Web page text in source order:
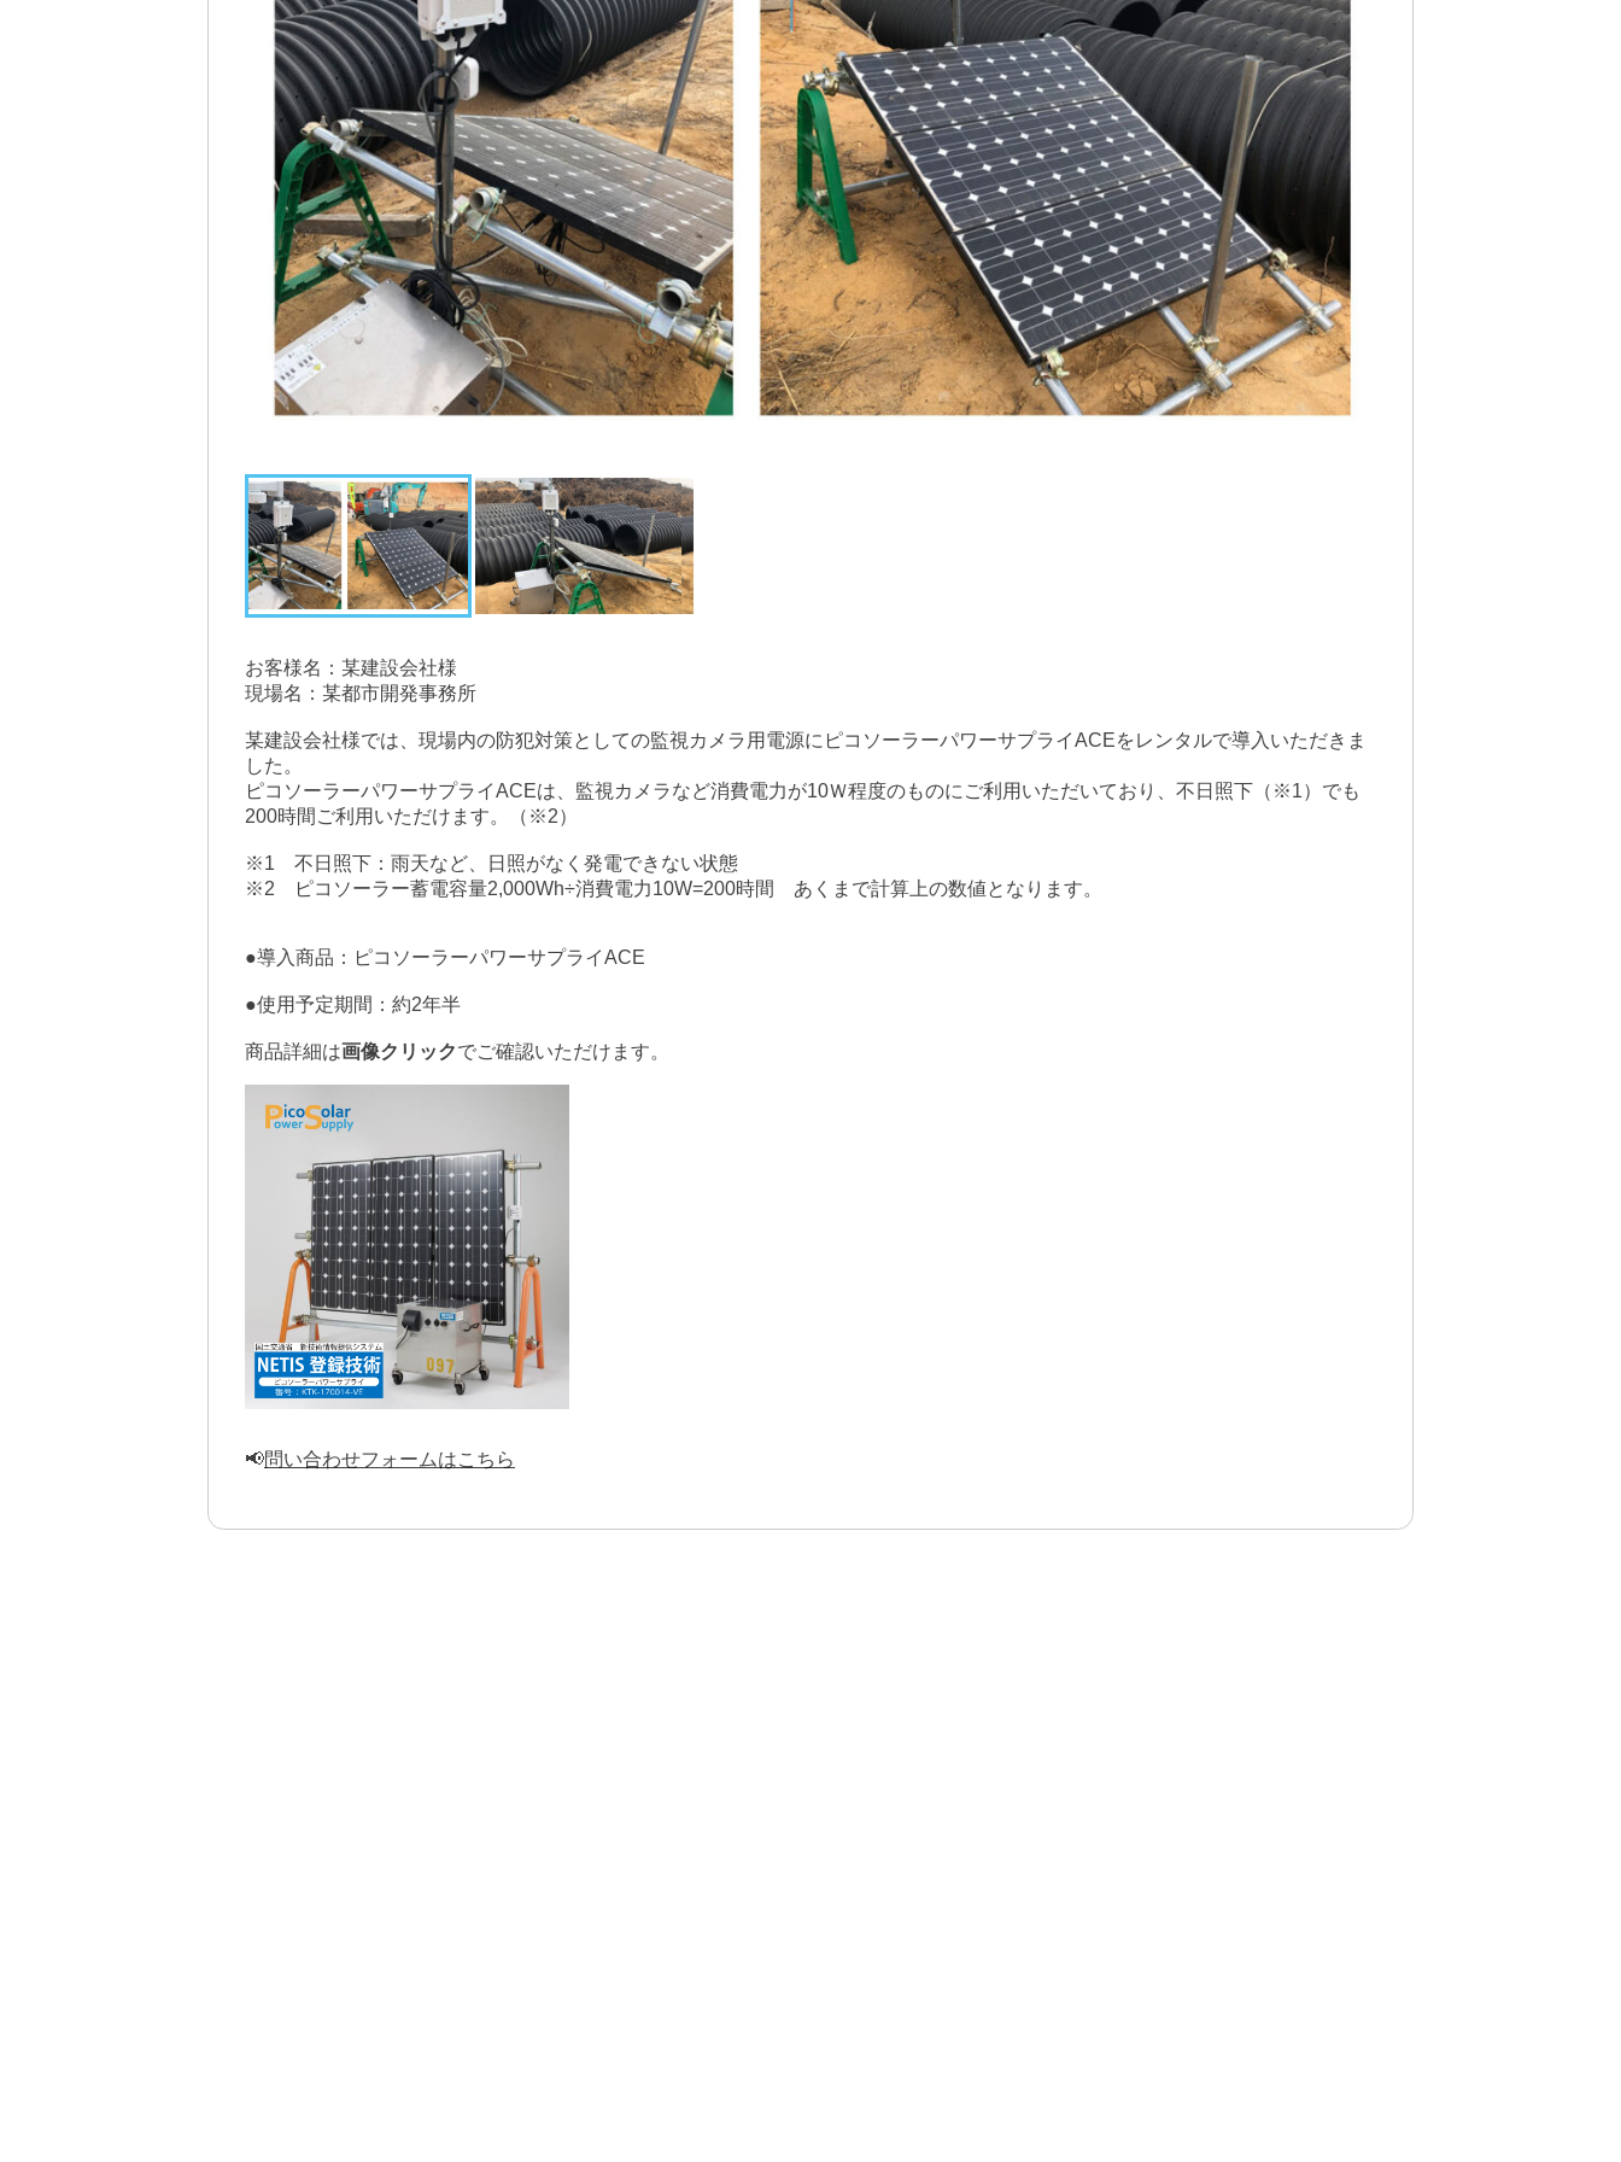
お客様名：某建設会社様
現場名：某都市開発事務所
某建設会社様では、現場内の防犯対策としての監視カメラ用電源にピコソーラーパワーサプライACEをレンタルで導入いただきま
した。
ピコソーラーパワーサプライACEは、監視カメラなど消費電力が10Ｗ程度のものにご利用いただいており、不日照下（※1）でも
200時間ご利用いただけます。（※2）
※1　不日照下：雨天など、日照がなく発電できない状態
※2　ピコソーラー蓄電容量2,000Wh÷消費電力10W=200時間　あくまで計算上の数値となります。
●導入商品：ピコソーラーパワーサプライACE
●使用予定期間：約2年半
商品詳細は画像クリックでご確認いただけます。
📢問い合わせフォームはこちら